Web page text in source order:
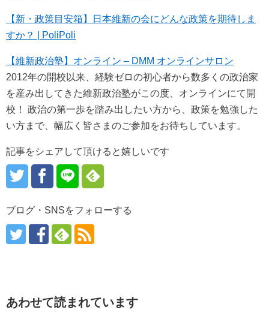
【新・政策目安箱】日本維新の会にどんな政策を期待しま
すか？ | PoliPoli
【維新政治塾】オンライン – DMM オンラインサロン
2012年の開校以来、経験ゼロの初心者から数多くの政治家
を産み出してきた維新政治塾がこの度、オンラインにて開
校！ 政治の第一歩を踏み出したい方から、政策を勉強した
い方まで、幅広く皆さまのご参加をお待ちしています。
記事をシェアして頂けると嬉しいです
ブログ・SNSをフォローする
あわせて読まれています